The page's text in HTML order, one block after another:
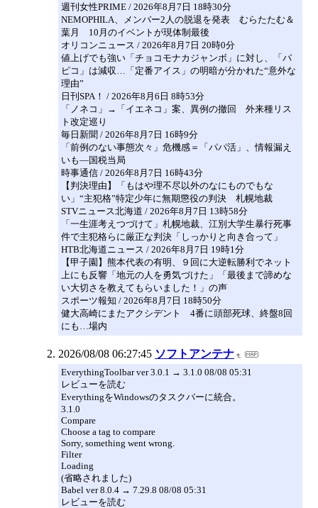
週刊女性PRIME / 2026年8月7日 18時30分
NEMOPHILA、メンバー2人の脱退を発表 むらたたむ＆
葉月 10月のイベントが現体制最後
オリコンニュース / 2026年8月7日 20時0分
値上げでも強い「チョコモナカジャンボ」に対し、「パ
ピコ」は減収…「定番アイス」の明暗が分かれた“意外な
理由”
日刊SPA！ / 2026年8月6日 8時53分
「ノネコ」→「イエネコ」案、異例の撤回 外来種リス
ト改定巡り
毎日新聞 / 2026年8月7日 16時9分
「前例のない事態次々」危機感＝「パパ活」、情報漏え
いも―国税当局
時事通信 / 2026年8月7日 16時43分
【判決理由】「もはや理不尽以外のなにものでもな
い」“主犯格”特定少年に無期懲役の判決 札幌地裁
STVニュース北海道 / 2026年8月7日 13時58分
「一生涯考えつづけて」札幌地裁、江別大学生暴行死事
件で主犯格らに厳正な判決「しっかりと向き合って」
HTB北海道ニュース / 2026年8月7日 19時1分
【甲子園】熊本代表の有明、９回に大逆転勝利でネット
上にも反響「地元の人を勇気づけた」「最後まで諦めな
い大切さを教えてもらいました！」の声
スポーツ報知 / 2026年8月7日 18時50分
健大高崎にまたアクシデント 4番に頭部死球、終盤8回
にも…場内
2026/08/08 06:27:45 ソフトアンテナ
EverythingToolbar ver 3.0.1 → 3.1.0 08/08 05:31
レビューを読む
EverythingをWindowsのタスクバーに統合。
3.1.0
Compare
Choose a tag to compare
Sorry, something went wrong.
Filter
Loading
(省略されました)
Babel ver 8.0.4 → 7.29.8 08/08 05:31
レビューを読む